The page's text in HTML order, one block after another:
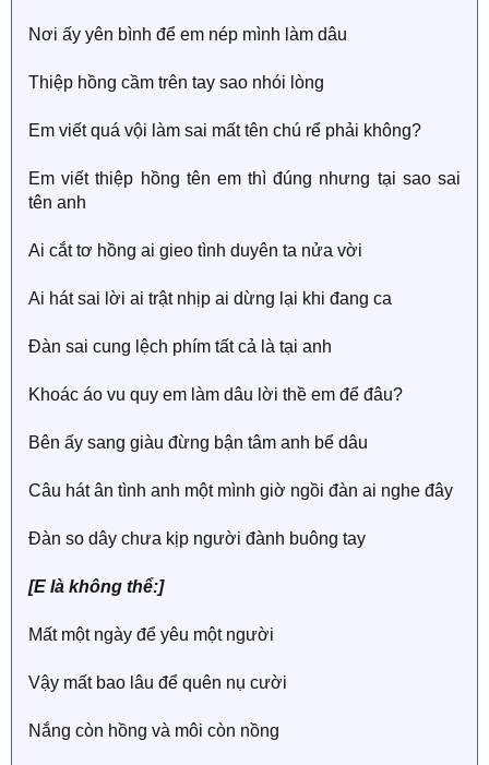
Nơi ấy yên bình để em nép mình làm dâu
Thiệp hồng cầm trên tay sao nhói lòng
Em viết quá vội làm sai mất tên chú rể phải không?
Em viết thiệp hồng tên em thì đúng nhưng tại sao sai
tên anh
Ai cắt tơ hồng ai gieo tình duyên ta nửa vời
Ai hát sai lời ai trật nhịp ai dừng lại khi đang ca
Đàn sai cung lệch phím tất cả là tại anh
Khoác áo vu quy em làm dâu lời thề em để đâu?
Bên ấy sang giàu đừng bận tâm anh bể dâu
Câu hát ân tình anh một mình giờ ngồi đàn ai nghe đây
Đàn so dây chưa kịp người đành buông tay
[E là không thể:]
Mất một ngày để yêu một người
Vậy mất bao lâu để quên nụ cười
Nắng còn hồng và môi còn nồng